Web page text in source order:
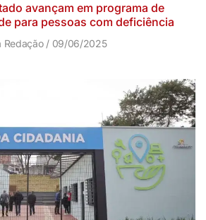
avançam em programa de
para pessoas com deficiência
Redação 09/06/2025